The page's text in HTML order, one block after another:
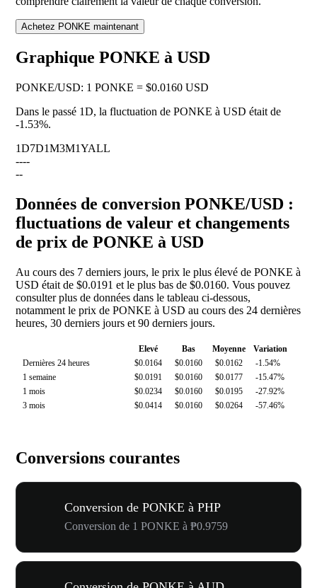
Achetez PONKE maintenant
Graphique PONKE à USD
PONKE/USD: 1 PONKE = $0.0160 USD
Dans le passé 1D, la fluctuation de PONKE à USD était de
-1.53%.
1D7D1M3M1YALL
----
--
Données de conversion PONKE/USD :
fluctuations de valeur et changements
de prix de PONKE à USD
Au cours des 7 derniers jours, le prix le plus élevé de PONKE à
USD était de $0.0191 et le plus bas de $0.0160. Vous pouvez
consulter plus de données dans le tableau ci-dessous,
notamment le prix de PONKE à USD au cours des 24 dernières
heures, 30 derniers jours et 90 derniers jours.
Elevé Bas Moyenne
Variation
Dernières 24 heures
$0.0164 $0.0160 $0.0162
-1.54%
1 semaine
$0.0191 $0.0160 $0.0177
-15.47%
1 mois
$0.0234 $0.0160 $0.0195
-27.92%
3 mois
$0.0414 $0.0160 $0.0264 -57.46%
Conversions courantes
Conversion de PONKE à PHP
Conversion de 1 PONKE à ₱0.9759